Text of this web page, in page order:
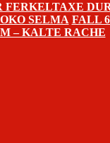
FERKELTAXE
SELMA FALL
– KALTE RACHE